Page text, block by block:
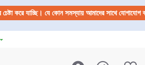
চেষ্টা করে যাচ্ছি। যে কোন সমস্যায় আমাদের সাথে